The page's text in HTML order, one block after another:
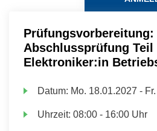
Abschlussprüfung Teil
Elektroniker:in
Datum: Mo. 18.01.2027 - Fr.
Uhrzeit:08:00 - 16:00 Uhr